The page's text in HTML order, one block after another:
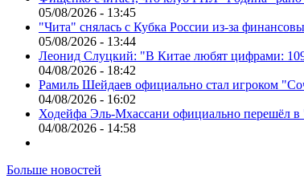
05/08/2026 - 13:45
"Чита" снялась с Кубка России из-за
05/08/2026 - 13:44
Леонид Слуцкий: "В Китае любят цифрами: 109
04/08/2026 - 18:42
Рамиль Шейдаев официально стал игроком
04/08/2026 - 16:02
Ходейфа Эль-Мхассани официально перешёл
04/08/2026 - 14:58
Больше новостей